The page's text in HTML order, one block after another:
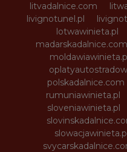
litvadalnice.com
livignotunel.pl
lotwawinieta.pl
madarskadalnice.com
polskadalnice.com
rumuniawinieta.pl
sloveniawinieta.pl